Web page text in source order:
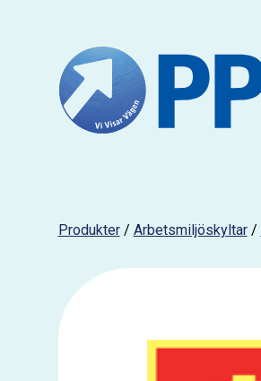
Produkter/ Arbetsmiljöskyltar/